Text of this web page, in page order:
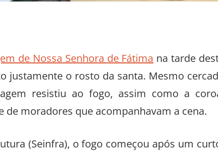
de Nossa Senhora de Fátima na tarde
justamente o rosto da santa. Mesmo
resistiu ao fogo, assim como a
moradores que acompanhavam a cena.
(Seinfra), o fogo começou após um